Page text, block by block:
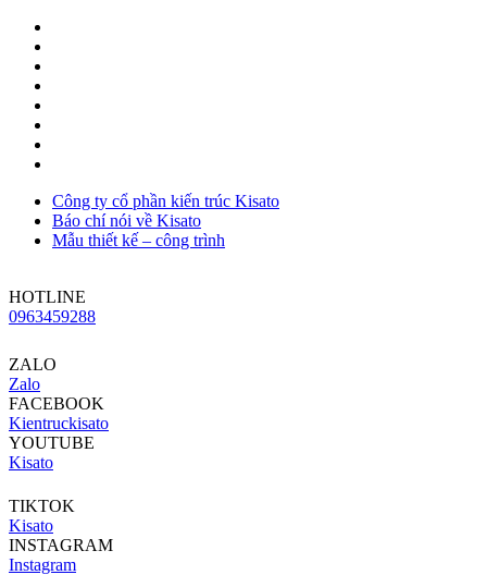
Công ty cổ phần kiến trúc Kisato
Báo chí nói về Kisato
Mẫu thiết kế – công trình
HOTLINE
0963459288
ZALO
Zalo
FACEBOOK
Kientruckisato
YOUTUBE
Kisato
TIKTOK
Kisato
INSTAGRAM
Instagram